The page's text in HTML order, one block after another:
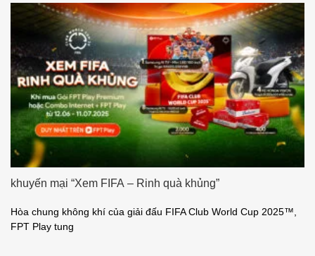
khuyến mại “Xem FIFA – Rinh quà khủng”
Hòa chung không khí của giải đấu FIFA Club World Cup 2025™,
FPT Play tung